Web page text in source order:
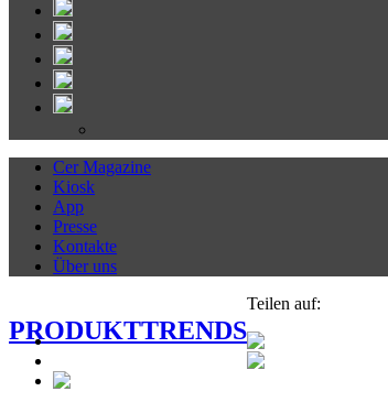
Cer Magazine
Kiosk
App
Presse
Kontakte
Über uns
PRODUKTTRENDS
Teilen auf: